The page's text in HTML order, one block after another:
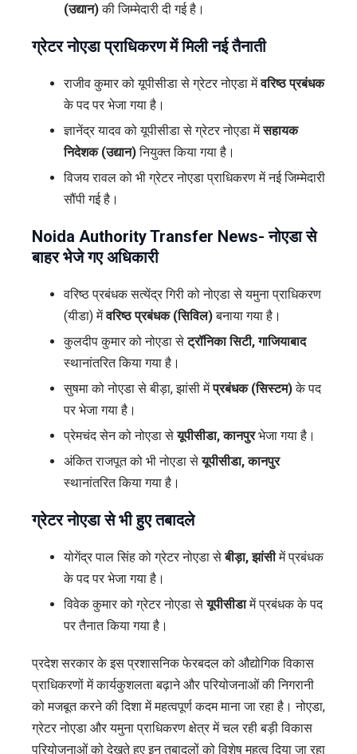
(उद्यान)की जिम्मेदारी दी गई है।
ग्रेटर नोएडा प्राधिकरण में मिली नई तैनाती
राजीव कुमार को यूपीसीडा से ग्रेटर नोएडा मेंवरिष्ठ प्रबंधक
के पद पर भेजा गया है।
ज्ञानेंद्र यादव को यूपीसीडा से ग्रेटर नोएडा मेंसहायक
निदेशक (उद्यान)नियुक्त किया गया है।
विजय रावल को भी ग्रेटर नोएडा प्राधिकरण में नई जिम्मेदारी
सौंपी गई है।
Noida Authority Transfer News- नोएडा से
बाहर भेजे गए अधिकारी
वरिष्ठ प्रबंधक सत्येंद्र गिरी को नोएडा से यमुना प्राधिकरण
(यीडा) मेंवरिष्ठ प्रबंधक (सिविल)बनाया गया है।
कुलदीप कुमार को नोएडा सेट्रॉनिका सिटी, गाजियाबाद
स्थानांतरित किया गया है।
सुषमा को नोएडा से बीड़ा, झांसी मेंप्रबंधक (सिस्टम)के पद
पर भेजा गया है।
प्रेमचंद सेन को नोएडा सेयूपीसीडा, कानपुरभेजा गया है।
अंकित राजपूत को भी नोएडा सेयूपीसीडा, कानपुर
स्थानांतरित किया गया है।
ग्रेटर नोएडा से भी हुए तबादले
योगेंद्र पाल सिंह को ग्रेटर नोएडा सेबीड़ा, झांसीमें प्रबंधक
के पद पर भेजा गया है।
विवेक कुमार को ग्रेटर नोएडा सेयूपीसीडामें प्रबंधक के पद
पर तैनात किया गया है।
प्रदेश सरकार के इस प्रशासनिक फेरबदल को औद्योगिक विकास
प्राधिकरणों में कार्यकुशलता बढ़ाने और परियोजनाओं की निगरानी
को मजबूत करने की दिशा में महत्वपूर्ण कदम माना जा रहा है। नोएडा,
ग्रेटर नोएडा और यमुना प्राधिकरण क्षेत्र में चल रही बड़ी विकास
परियोजनाओं को देखते हुए इन तबादलों को विशेष महत्व दिया जा रहा